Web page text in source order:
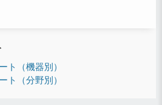
ト（機器別）
ト（分野別）